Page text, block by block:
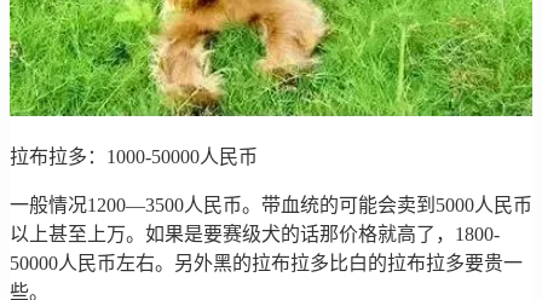
拉布拉多：1000-50000人民币
一般情况1200—3500人民币。带血统的可能会卖到5000人民币
以上甚至上万。如果是要赛级犬的话那价格就高了，1800-
50000人民币左右。另外黑的拉布拉多比白的拉布拉多要贵一
些。